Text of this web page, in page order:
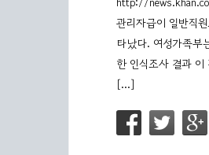
관리자급이 일반직
타났다. 여성가족부
한 인식조사 결과
[…]